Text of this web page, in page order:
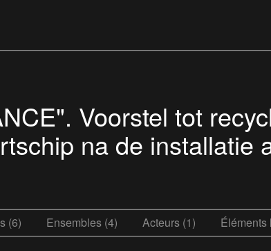
Voorstel tot
na de installatie
(6) Ensembles (4) Acteurs (1) Éléments